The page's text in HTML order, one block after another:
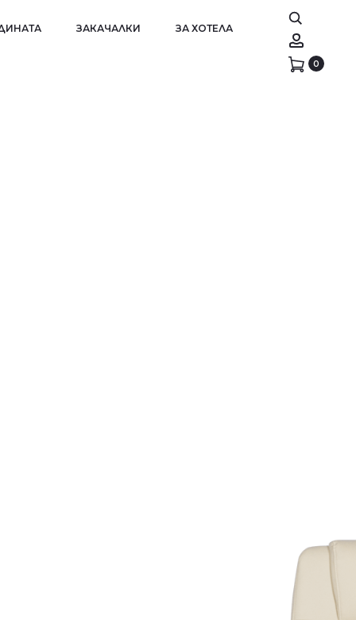
ЗАКАЧАЛКИ ЗА ХОТЕЛА
0